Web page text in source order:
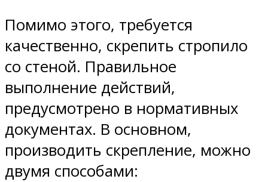
Помимо этого, требуется
качественно, скрепить стропило
со стеной. Правильное
выполнение действий,
предусмотрено в нормативных
документах. В основном,
производить скрепление, можно
двумя способами: